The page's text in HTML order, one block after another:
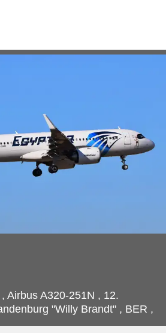
Airbus A320-251N , 12.
"Willy Brandt" , BER ,